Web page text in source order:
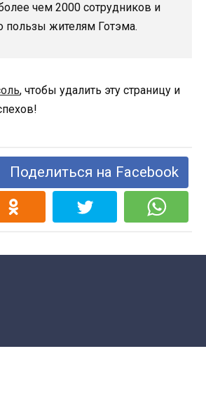
чем 2000 сотрудников и
пользы жителям Готэма.
, чтобы удалить эту страницу и
Поделиться на Facebook